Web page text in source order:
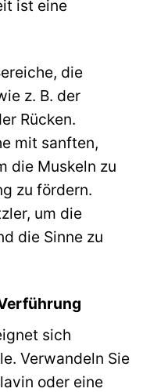
ist eine
die
z. B. der
Rücken.
mit sanften,
die Muskeln zu
zu fördern.
um die
die Sinne zu
sich
Verwandeln Sie
oder eine